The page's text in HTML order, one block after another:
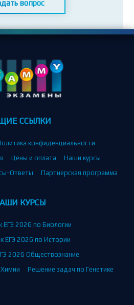
вопрос
ССЫЛКИ
конфиденциальности
Цены и оплата
Наши курсы
Ответы Партнерская программа
КУРСЫ
ЕГЭ 2026 по Биологии
ЕГЭ 2026 по Истории
2026 Обществознание
Решение задач по Генетике